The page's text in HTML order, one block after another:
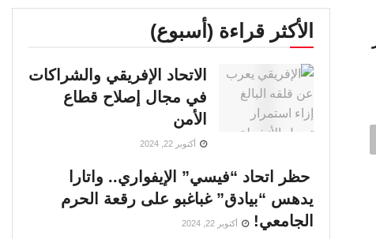
الأكثر قراءة (أسبوع)
الاتحاد الإفريقي والشراكات
في مجال إصلاح قطاع
الأمن
أكتوبر 22, 2024
حظر اتحاد “فيسي” الإيفواري.. واتارا
يدهس “بيادق” غباغبو على رقعة الحرم
الجامعي!
أكتوبر 22, 2024